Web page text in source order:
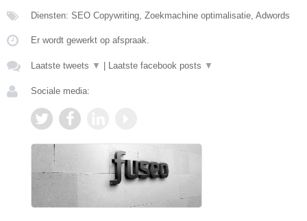
Diensten: SEO Copywriting, Zoekmachine optimalisatie, Adwords
Er wordt gewerkt op afspraak.
Laatste tweets ▼ Laatste facebook posts ▼
Sociale media: